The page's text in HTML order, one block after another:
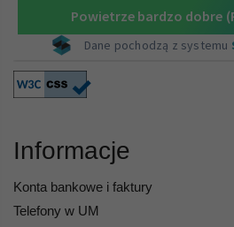
Informacje
Konta bankowe i faktury
Telefony w UM